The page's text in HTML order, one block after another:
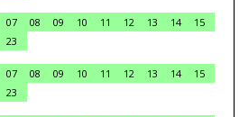
07 08 09 10 11 12 13 14
15
23
07 08 09 10 11 12 13 14
15
23